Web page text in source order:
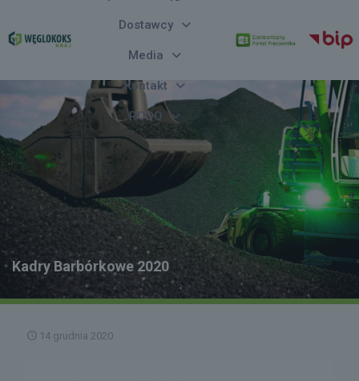
Dostawcy
Media
Kontakt
RODO
Kadry Barbórkowe 2020
14 grudnia 2020